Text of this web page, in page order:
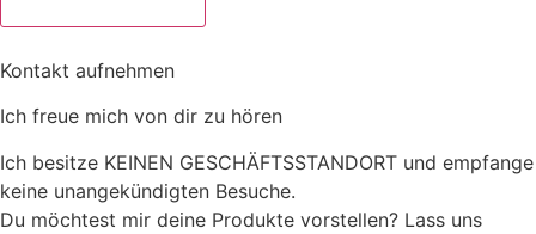
Kontakt aufnehmen
Ich freue mich von dir zu hören
Ich besitze KEINEN GESCHÄFTSSTANDORT und empfange
keine unangekündigten Besuche.
Du möchtest mir deine Produkte vorstellen? Lass uns